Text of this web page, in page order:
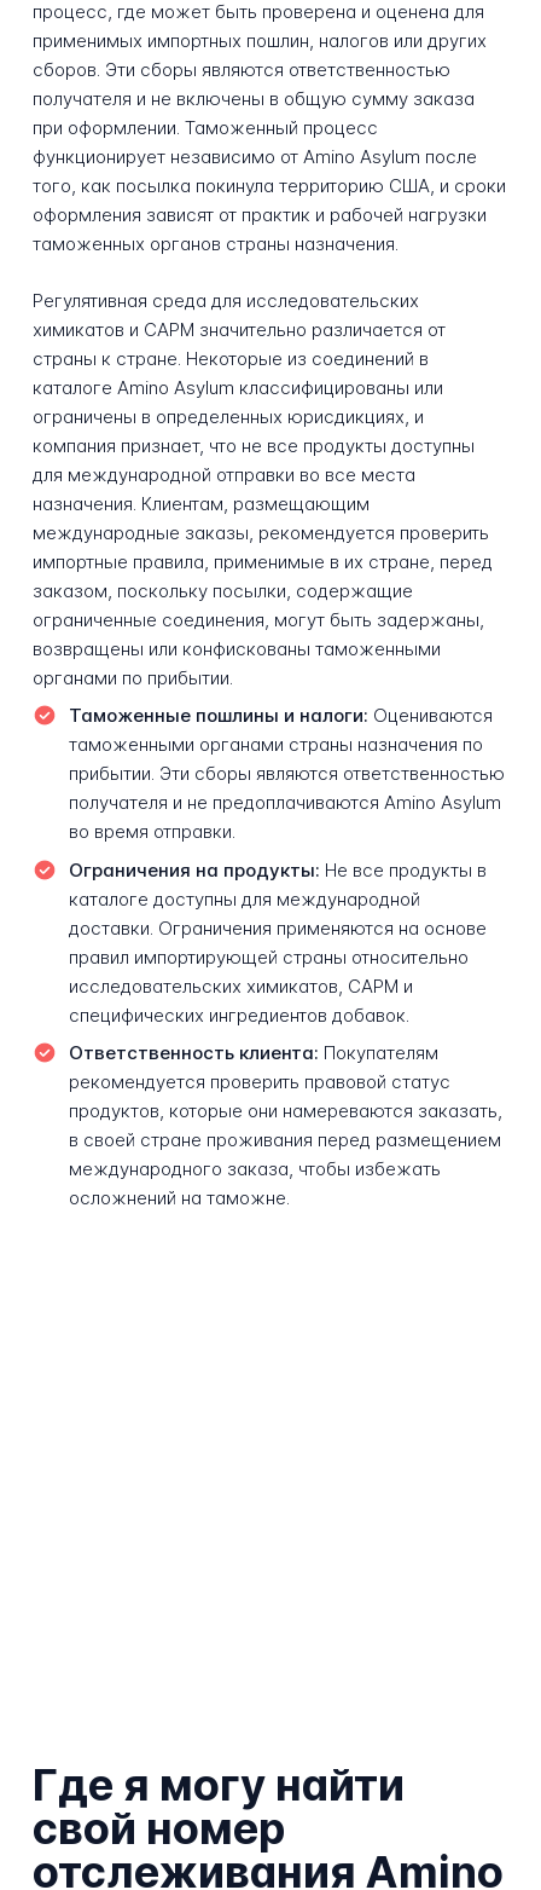
процесс, где может быть проверена и оценена для
применимых импортных пошлин, налогов или других
сборов. Эти сборы являются ответственностью
получателя и не включены в общую сумму заказа
при оформлении. Таможенный процесс
функционирует независимо от Amino Asylum после
того, как посылка покинула территорию США, и сроки
оформления зависят от практик и рабочей нагрузки
таможенных органов страны назначения.
Регулятивная среда для исследовательских
химикатов и САРМ значительно различается от
страны к стране. Некоторые из соединений в
каталоге Amino Asylum классифицированы или
ограничены в определенных юрисдикциях, и
компания признает, что не все продукты доступны
для международной отправки во все места
назначения. Клиентам, размещающим
международные заказы, рекомендуется проверить
импортные правила, применимые в их стране, перед
заказом, поскольку посылки, содержащие
ограниченные соединения, могут быть задержаны,
возвращены или конфискованы таможенными
органами по прибытии.
Таможенные пошлины и налоги: Оцениваются
таможенными органами страны назначения по
прибытии. Эти сборы являются ответственностью
получателя и не предоплачиваются Amino Asylum
во время отправки.
Ограничения на продукты: Не все продукты в
каталоге доступны для международной
доставки. Ограничения применяются на основе
правил импортирующей страны относительно
исследовательских химикатов, САРМ и
специфических ингредиентов добавок.
Ответственность клиента: Покупателям
рекомендуется проверить правовой статус
продуктов, которые они намереваются заказать,
в своей стране проживания перед размещением
международного заказа, чтобы избежать
осложнений на таможне.
Где я могу найти
свой номер
отслеживания Amino